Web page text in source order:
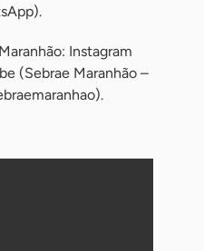
Instagram
(Sebrae Maranhão –